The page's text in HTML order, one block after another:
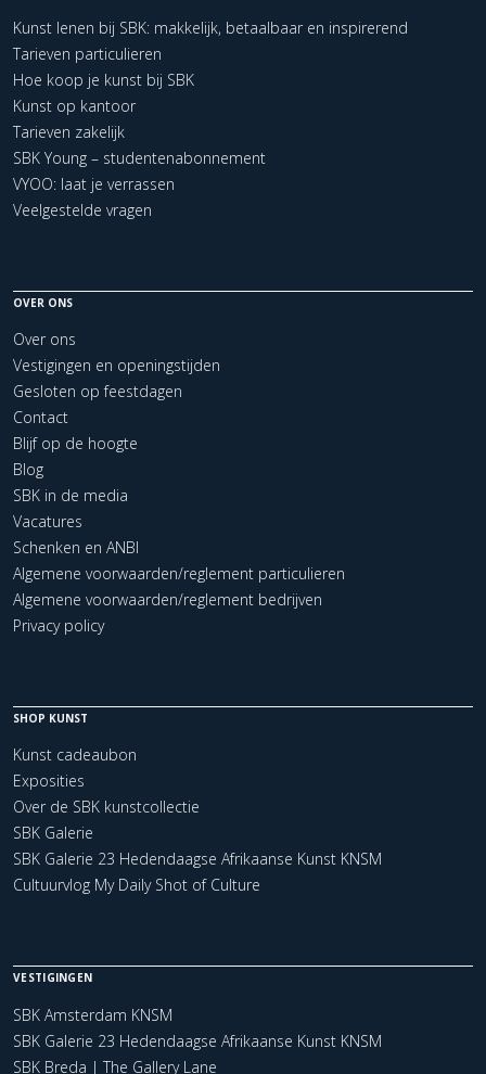
Kunst lenen bij SBK: makkelijk, betaalbaar en inspirerend
Tarieven particulieren
Hoe koop je kunst bij SBK
Kunst op kantoor
Tarieven zakelijk
SBK Young – studentenabonnement
VYOO: laat je verrassen
Veelgestelde vragen
OVER ONS
Over ons
Vestigingen en openingstijden
Gesloten op feestdagen
Contact
Blijf op de hoogte
Blog
SBK in de media
Vacatures
Schenken en ANBI
Algemene voorwaarden/reglement particulieren
Algemene voorwaarden/reglement bedrijven
Privacy policy
SHOP KUNST
Kunst cadeaubon
Exposities
Over de SBK kunstcollectie
SBK Galerie
SBK Galerie 23 Hedendaagse Afrikaanse Kunst KNSM
Cultuurvlog My Daily Shot of Culture
VESTIGINGEN
SBK Amsterdam KNSM
SBK Galerie 23 Hedendaagse Afrikaanse Kunst KNSM
SBK Breda | The Gallery Lane